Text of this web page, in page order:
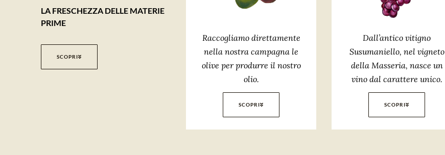
LA FRESCHEZZA DELLE MATERIE
PRIME
SCOPRI
Raccogliamo direttamente
nella nostra campagna le
olive per produrre il nostro
olio.
SCOPRI
Dall’antico vitigno
Susumaniello, nel vigneto
della Masseria, nasce un
vino dal carattere unico.
SCOPRI